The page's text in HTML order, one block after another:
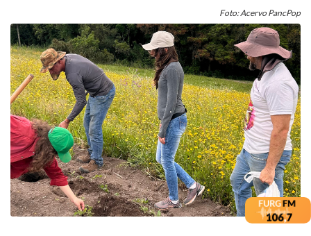
Foto: Acervo PancPop